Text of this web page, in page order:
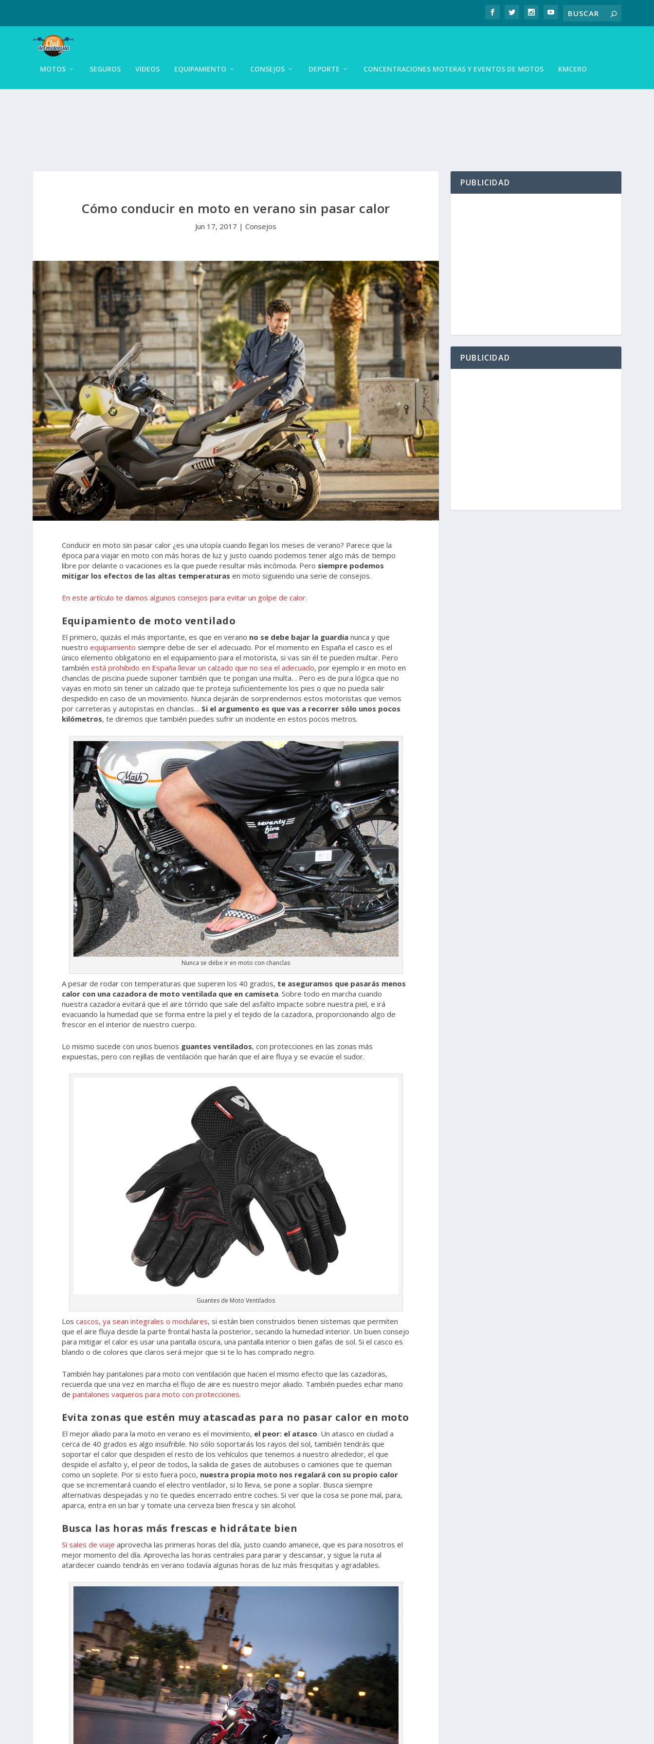
MOTOS SEGUROS VIDEOS EQUIPAMIENTO CONSEJOS DEPORTE CONCENTRACIONES MOTERAS Y EVENTOS DE MOTOS KMCERO
Cómo conducir en moto en verano sin pasar calor
Jun 17, 2017 |Consejos
Conducir en moto sin pasar calor ¿es una utopía cuando llegan los meses de verano? Parece que la
época para viajar en moto con más horas de luz y justo cuando podemos tener algo más de tiempo
libre por delante o vacaciones es la que puede resultar más incómoda. Pero siempre podemos
mitigar los efectos de las altas temperaturas en moto siguiendo una serie de consejos.
En este artículo te damos algunos consejos para evitar un golpe de calor.
Equipamiento de moto ventilado
El primero, quizás el más importante, es que en verano no se debe bajar la guardia nunca y que
nuestroequipamiento siempre debe de ser el adecuado. Por el momento en España el casco es el
único elemento obligatorio en el equipamiento para el motorista, si vas sin él te pueden multar. Pero
tambiénestá prohibido en España llevar un calzado que no sea el adecuado, por ejemplo ir en moto en
chanclas de piscina puede suponer también que te pongan una multa… Pero es de pura lógica que no
vayas en moto sin tener un calzado que te proteja suficientemente los pies o que no pueda salir
despedido en caso de un movimiento. Nunca dejarán de sorprendernos estos motoristas que vemos
por carreteras y autopistas en chanclas… Si el argumento es que vas a recorrer sólo unos pocos
kilómetros, te diremos que también puedes sufrir un incidente en estos pocos metros.
Nunca se debe ir en moto con chanclas
A pesar de rodar con temperaturas que superen los 40 grados, te aseguramos que pasarás menos
calor con una cazadora de moto ventilada que en camiseta. Sobre todo en marcha cuando
nuestra cazadora evitará que el aire tórrido que sale del asfalto impacte sobre nuestra piel, e irá
evacuando la humedad que se forma entre la piel y el tejido de la cazadora, proporcionando algo de
frescor en el interior de nuestro cuerpo.
Lo mismo sucede con unos buenos guantes ventilados, con protecciones en las zonas más
expuestas, pero con rejillas de ventilación que harán que el aire fluya y se evacúe el sudor.
Guantes de Moto Ventilados
Loscascos, ya sean integrales o modulares, si están bien construidos tienen sistemas que permiten
que el aire fluya desde la parte frontal hasta la posterior, secando la humedad interior. Un buen consejo
para mitigar el calor es usar una pantalla oscura, una pantalla interior o bien gafas de sol. Si el casco es
blando o de colores que claros será mejor que si te lo has comprado negro.
También hay pantalones para moto con ventilación que hacen el mismo efecto que las cazadoras,
recuerda que una vez en marcha el flujo de aire es nuestro mejor aliado. También puedes echar mano
depantalones vaqueros para moto con protecciones.
Evita zonas que estén muy atascadas para no pasar calor en moto
El mejor aliado para la moto en verano es el movimiento, el peor: el atasco. Un atasco en ciudad a
cerca de 40 grados es algo insufrible. No sólo soportarás los rayos del sol, también tendrás que
soportar el calor que despiden el resto de los vehículos que tenemos a nuestro alrededor, el que
despide el asfalto y, el peor de todos, la salida de gases de autobuses o camiones que te queman
como un soplete. Por si esto fuera poco, nuestra propia moto nos regalará con su propio calor
que se incrementará cuando el electro ventilador, si lo lleva, se pone a soplar. Busca siempre
alternativas despejadas y no te quedes encerrado entre coches. Si ver que la cosa se pone mal, para,
aparca, entra en un bar y tomate una cerveza bien fresca y sin alcohol.
Busca las horas más frescas e hidrátate bien
Si sales de viaje aprovecha las primeras horas del día, justo cuando amanece, que es para nosotros el
mejor momento del día. Aprovecha las horas centrales para parar y descansar, y sigue la ruta al
atardecer cuando tendrás en verano todavía algunas horas de luz más fresquitas y agradables.
PUBLICIDAD
PUBLICIDAD